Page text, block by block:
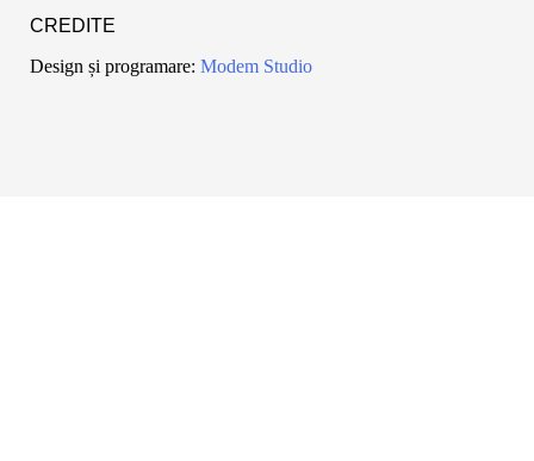
CREDITE
Design și programare: Modem Studio